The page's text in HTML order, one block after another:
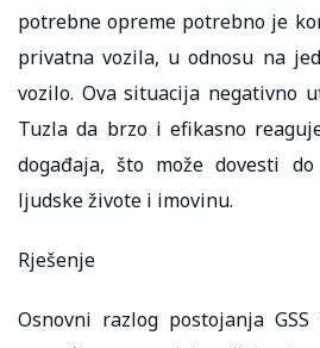
potrebne opreme potrebno je
privatna vozila, u odnosu na
vozilo. Ova situacija negativno
Tuzla da brzo i efikasno
događaja, što može dovesti
ljudske živote i imovinu.
Rješenje
Osnovni razlog postojanja